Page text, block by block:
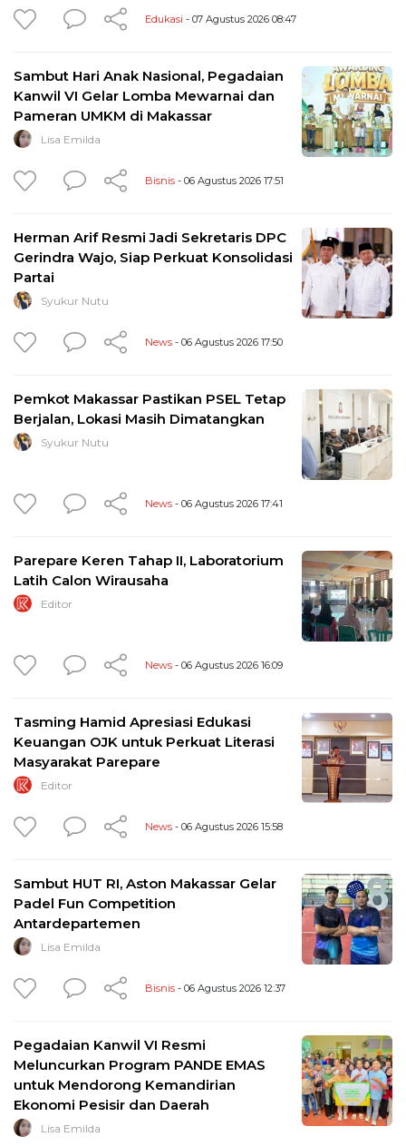
Edukasi - 07 Agustus 2026 08:47
Sambut Hari Anak Nasional, Pegadaian
Kanwil VI Gelar Lomba Mewarnai dan
Pameran UMKM di Makassar
Lisa Emilda
Bisnis - 06 Agustus 2026 17:51
Herman Arif Resmi Jadi Sekretaris DPC
Gerindra Wajo, Siap Perkuat Konsolidasi
Partai
Syukur Nutu
News - 06 Agustus 2026 17:50
Pemkot Makassar Pastikan PSEL Tetap
Berjalan, Lokasi Masih Dimatangkan
Syukur Nutu
News - 06 Agustus 2026 17:41
Parepare Keren Tahap II, Laboratorium
Latih Calon Wirausaha
Editor
News - 06 Agustus 2026 16:09
Tasming Hamid Apresiasi Edukasi
Keuangan OJK untuk Perkuat Literasi
Masyarakat Parepare
Editor
News - 06 Agustus 2026 15:58
Sambut HUT RI, Aston Makassar Gelar
Padel Fun Competition
Antardepartemen
Lisa Emilda
Bisnis - 06 Agustus 2026 12:37
Pegadaian Kanwil VI Resmi
Meluncurkan Program PANDE EMAS
untuk Mendorong Kemandirian
Ekonomi Pesisir dan Daerah
Lisa Emilda